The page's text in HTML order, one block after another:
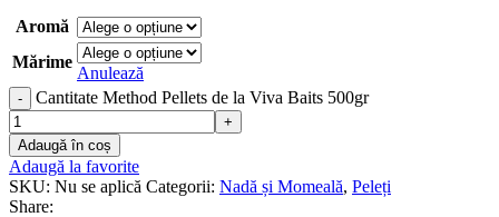
Aromă
Mărime
Anulează
Cantitate Method Pellets de la Viva Baits 500gr
Adaugă în coș
Adaugă la favorite
SKU: Nu se aplică Categorii: Nadă și Momeală, Peleți
Share: